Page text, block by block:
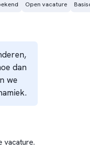
Open vacature
dan
we
vacature.